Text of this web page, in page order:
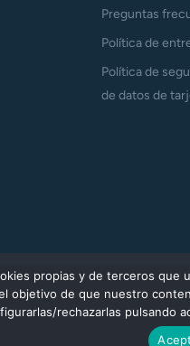
Preguntas
Política de
Política de
de datos de
propias y de terceros
objetivo de que nuestro
rechazarlas pulsando